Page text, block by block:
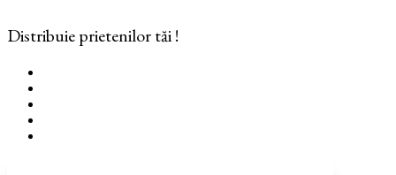
Distribuie prietenilor tăi !